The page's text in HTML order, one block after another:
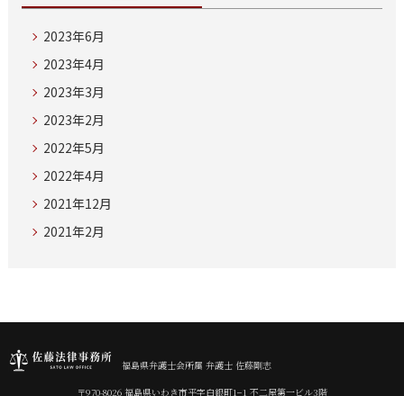
2023年6月
2023年4月
2023年3月
2023年2月
2022年5月
2022年4月
2021年12月
2021年2月
福島県弁護士会所属 弁護士 佐藤剛志
〒970-8026 福島県いわき市平字白銀町1−1 不二屋第一ビル3階